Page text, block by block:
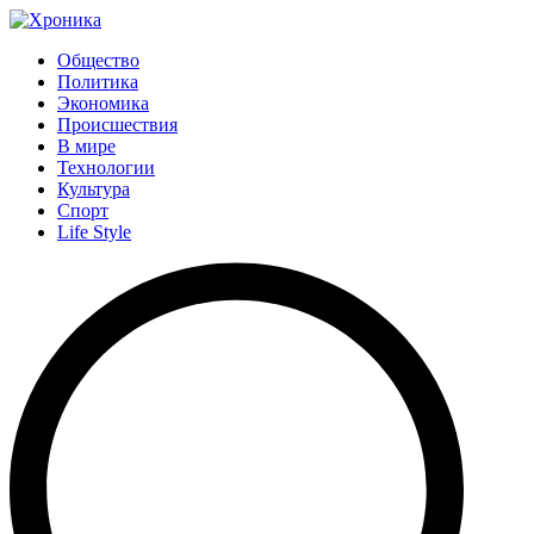
Общество
Политика
Экономика
Происшествия
В мире
Технологии
Культура
Спорт
Life Style